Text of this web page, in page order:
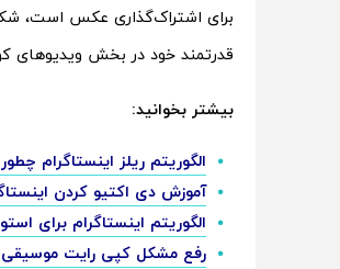
قدرتمند خود در بخش ویدیوهای
بیشتر بخوانید:
الگوریتم ریلز اینستاگرام
آموزش دی اکتیو کردن
الگوریتم اینستاگرام برای
رفع مشکل کپی رایت موسیقی